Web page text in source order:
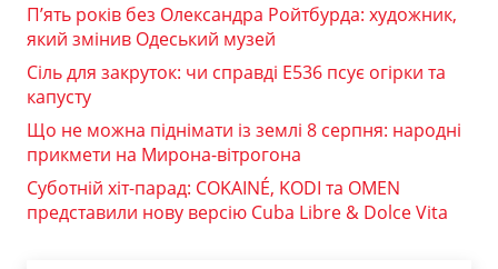
П’ять років без Олександра Ройтбурда: художник,
який змінив Одеський музей
Сіль для закруток: чи справді Е536 псує огірки та
капусту
Що не можна піднімати із землі 8 серпня: народні
прикмети на Мирона-вітрогона
Суботній хіт-парад: COKAINÉ, KODI та OMEN
представили нову версію Cuba Libre & Dolce Vita